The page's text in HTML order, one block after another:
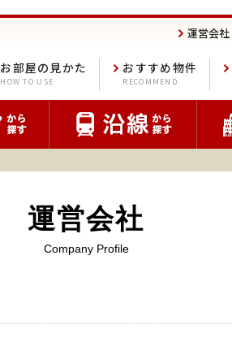
運営会社
おすすめ物件
RECOMMEND
お部屋の見かた
HOW TO USE
運営会社
Company Profile